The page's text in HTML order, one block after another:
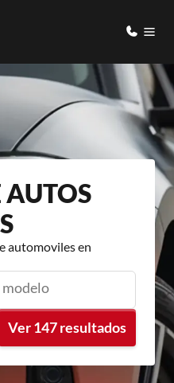
automoviles en
modelo
Ver 147 resultados